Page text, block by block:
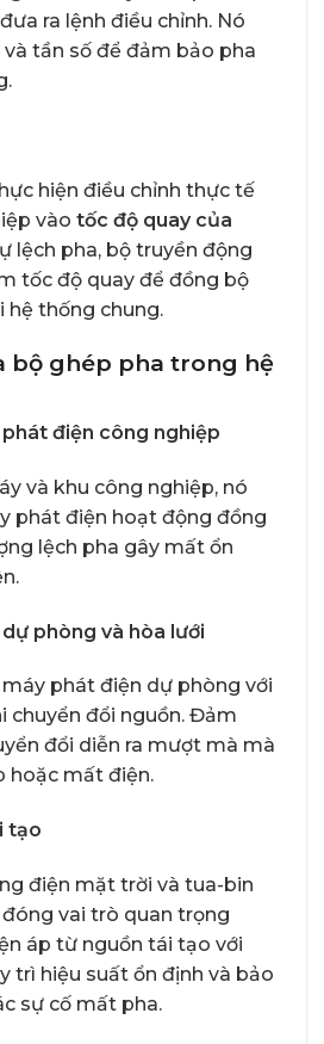
ra lệnh điều chỉnh. Nó
tần số để đảm bảo pha
hiện điều chỉnh thực tế
vào tốc độ quay của
lệch pha, bộ truyền động
tốc độ quay để đồng bộ
hệ thống chung.
bộ ghép pha trong hệ
điện công nghiệp
và khu công nghiệp, nó
phát điện hoạt động đồng
lệch pha gây mất ổn
phòng và hòa lưới
phát điện dự phòng với
chuyển đổi nguồn. Đảm
đổi diễn ra mượt mà mà
hoặc mất điện.
tạo
điện mặt trời và tua-bin
vai trò quan trọng
áp từ nguồn tái tạo với
trì hiệu suất ổn định và bảo
sự cố mất pha.